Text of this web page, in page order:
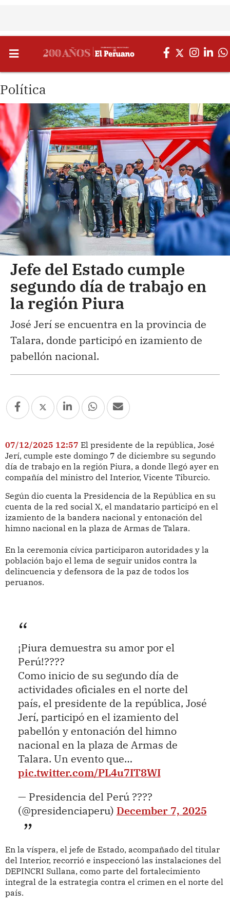
Política
Jefe del Estado cumple
segundo día de trabajo en
la región Piura
José Jerí se encuentra en la provincia de
Talara, donde participó en izamiento de
pabellón nacional.
07/12/2025 12:57 El presidente de la república, José
Jerí, cumple este domingo 7 de diciembre su segundo
día de trabajo en la región Piura, a donde llegó ayer en
compañía del ministro del Interior, Vicente Tiburcio.
Según dio cuenta la Presidencia de la República en su
cuenta de la red social X, el mandatario participó en el
izamiento de la bandera nacional y entonación del
himno nacional en la plaza de Armas de Talara.
En la ceremonia cívica participaron autoridades y la
población bajo el lema de seguir unidos contra la
delincuencia y defensora de la paz de todos los
peruanos.
¡Piura demuestra su amor por el
Perú!????
Como inicio de su segundo día de
actividades oficiales en el norte del
país, el presidente de la república, José
Jerí, participó en el izamiento del
pabellón y entonación del himno
nacional en la plaza de Armas de
Talara. Un evento que…
pic.twitter.com/PL4u7IT8WI
— Presidencia del Perú ????
(@presidenciaperu) December 7, 2025
En la víspera, el jefe de Estado, acompañado del titular
del Interior, recorrió e inspeccionó las instalaciones del
DEPINCRI Sullana, como parte del fortalecimiento
integral de la estrategia contra el crimen en el norte del
país.